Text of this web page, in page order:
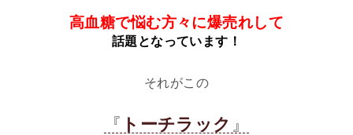
高血糖で悩む方々に爆売れして
話題となっています！
それがこの
『 トーチラック 』